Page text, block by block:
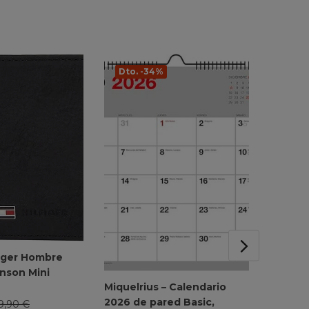
Hombre
Mini
€
Dto. -34%
Miquelrius – Calendario
2026 de pared Basic,